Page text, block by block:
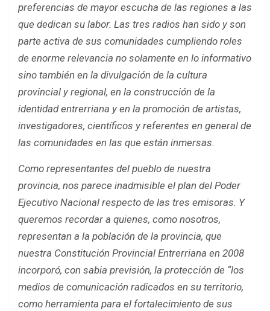
preferencias de mayor escucha de las regiones a las
que dedican su labor. Las tres radios han sido y son
parte activa de sus comunidades cumpliendo roles
de enorme relevancia no solamente en lo informativo
sino también en la divulgación de la cultura
provincial y regional, en la construcción de la
identidad entrerriana y en la promoción de artistas,
investigadores, científicos y referentes en general de
las comunidades en las que están inmersas.
Como representantes del pueblo de nuestra
provincia, nos parece inadmisible el plan del Poder
Ejecutivo Nacional respecto de las tres emisoras. Y
queremos recordar a quienes, como nosotros,
representan a la población de la provincia, que
nuestra Constitución Provincial Entrerriana en 2008
incorporó, con sabia previsión, la protección de “los
medios de comunicación radicados en su territorio,
como herramienta para el fortalecimiento de sus